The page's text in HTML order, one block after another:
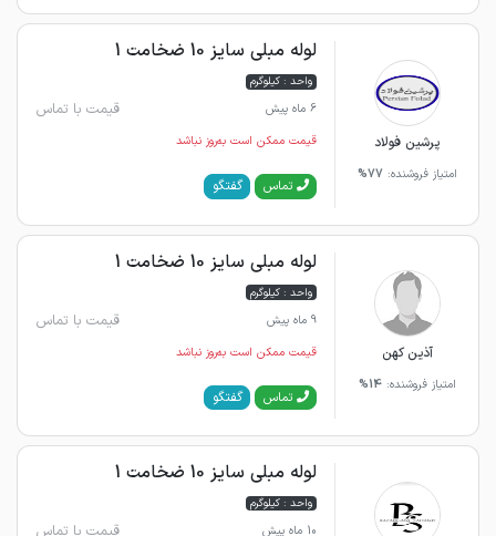
پرشین فولاد
امتیاز فروشنده: 77%
لوله مبلی سایز 10 ضخامت 1
واحد : کیلوگرم
6 ماه پیش
قیمت با تماس
قیمت ممکن است به‌روز نباشد
تماس گفتگو
آذین کهن
امتیاز فروشنده:14%
لوله مبلی سایز 10 ضخامت 1
واحد : کیلوگرم
9 ماه پیش
قیمت با تماس
قیمت ممکن است به‌روز نباشد
تماس گفتگو
لوله مبلی سایز 10 ضخامت 1
واحد : کیلوگرم
10 ماه پیش
قیمت با تماس